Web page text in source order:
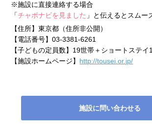
※施設に直接連絡する場合
「チャボナビを見ました 」と伝えるとスムー
【住所】東京都（住所非公開）
【電話番号】03-3381-6261
【子どもの定員数】 19世帯＋ショートステイ
【施設ホームページ】 http://tousei.or.jp/
施設に問い合わせる